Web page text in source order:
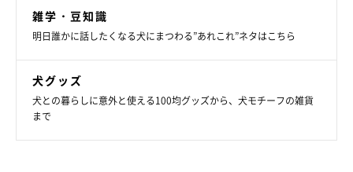
雑学・豆知識
明日誰かに話したくなる犬にまつわる”あれこれ”ネタはこちら
犬グッズ
犬との暮らしに意外と使える100均グッズから、犬モチーフの雑貨
まで